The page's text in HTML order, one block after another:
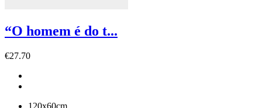
“O homem é do t...
€27.70
120x60cm